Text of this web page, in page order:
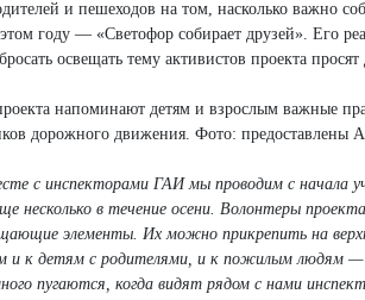
и пешеходов на том, насколько важно
году — «Светофор собирает друзей». Его
освещать тему активистов проекта
напоминают детям и взрослым важные
дорожного движения. Фото: предоставлены
с инспекторами ГАИ мы проводим с начала
несколько в течение осени. Волонтеры
элементы. Их можно прикрепить на
и к детям с родителями, и к пожилым людям
пугаются, когда видят рядом с нами